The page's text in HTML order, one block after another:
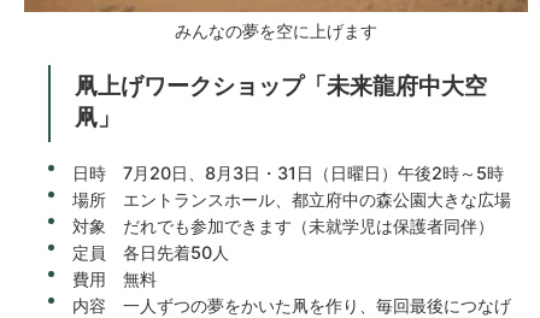
みんなの夢を空に上げます
凧上げワークショップ「未来龍府中大空
凧」
日時 7月20日、8月3日・31日（日曜日）午後2時～5時
場所 エントランスホール、都立府中の森公園大きな広場
対象 だれでも参加できます（未就学児は保護者同伴）
定員 各日先着50人
費用 無料
内容 一人ずつの夢をかいた凧を作り、毎回最後につなげ